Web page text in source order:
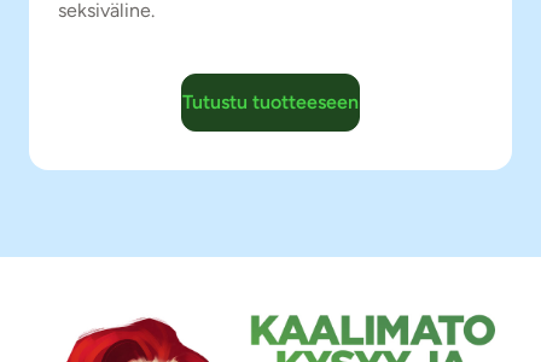
seksiväline.
Tutustu tuotteeseen